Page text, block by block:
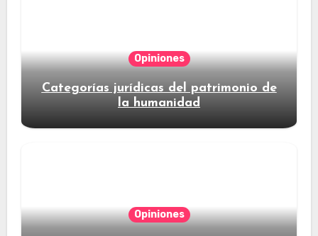
Opiniones
Categorías jurídicas del patrimonio de
la humanidad
Opiniones